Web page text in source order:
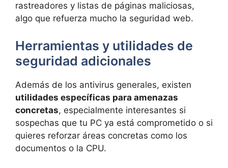
rastreadores y listas de páginas maliciosas,
algo que refuerza mucho la seguridad web.
Herramientas y utilidades de
seguridad adicionales
Además de los antivirus generales, existen
utilidades específicas para amenazas
concretas, especialmente interesantes si
sospechas que tu PC ya está comprometido o si
quieres reforzar áreas concretas como los
documentos o la CPU.